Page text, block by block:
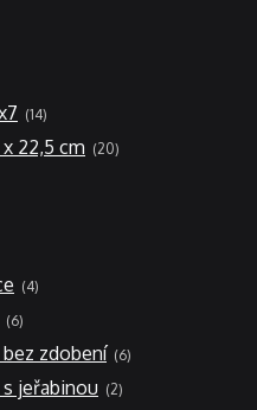
1414
produktů
22,5 cm 2020
produktů
44
produkty
66
produktů
zdobení 66
produktů
jeřabinou 22
produkty